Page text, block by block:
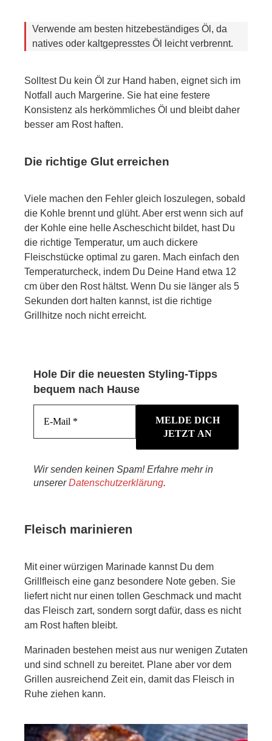
Verwende am besten hitzebeständiges Öl, da
natives oder kaltgepresstes Öl leicht verbrennt.
Solltest Du kein Öl zur Hand haben, eignet sich im
Notfall auch Margerine. Sie hat eine festere
Konsistenz als herkömmliches Öl und bleibt daher
besser am Rost haften.
Die richtige Glut erreichen
Viele machen den Fehler gleich loszulegen, sobald
die Kohle brennt und glüht. Aber erst wenn sich auf
der Kohle eine helle Ascheschicht bildet, hast Du
die richtige Temperatur, um auch dickere
Fleischstücke optimal zu garen. Mach einfach den
Temperaturcheck, indem Du Deine Hand etwa 12
cm über den Rost hältst. Wenn Du sie länger als 5
Sekunden dort halten kannst, ist die richtige
Grillhitze noch nicht erreicht.
Hole Dir die neuesten Styling-Tipps
bequem nach Hause
Wir senden keinen Spam! Erfahre mehr in
unsererDatenschutzerklärung.
Fleisch marinieren
Mit einer würzigen Marinade kannst Du dem
Grillfleisch eine ganz besondere Note geben. Sie
liefert nicht nur einen tollen Geschmack und macht
das Fleisch zart, sondern sorgt dafür, dass es nicht
am Rost haften bleibt.
Marinaden bestehen meist aus nur wenigen Zutaten
und sind schnell zu bereitet. Plane aber vor dem
Grillen ausreichend Zeit ein, damit das Fleisch in
Ruhe ziehen kann.